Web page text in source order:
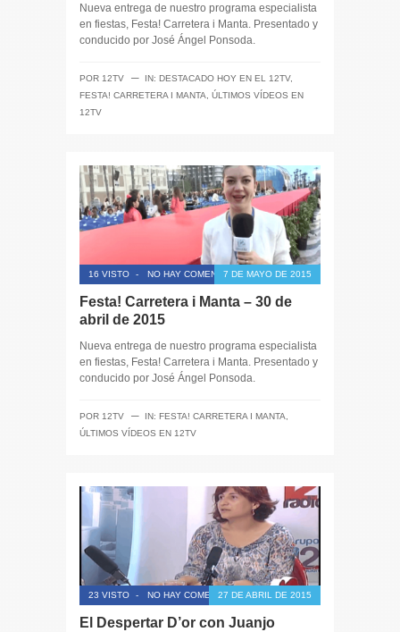
Nueva entrega de nuestro programa especialista
en fiestas, Festa! Carretera i Manta. Presentado y
conducido por José Ángel Ponsoda.
POR 12TV ─ IN: DESTACADO HOY EN EL 12TV,
FESTA! CARRETERA I MANTA
ÚLTIMOS VÍDEOS EN
12TV
16 VISTO - NO HAY COMENTARIOS7 DE MAYO DE 2015
Festa! Carretera i Manta – 30 de
abril de 2015
Nueva entrega de nuestro programa especialista
en fiestas, Festa! Carretera i Manta. Presentado y
conducido por José Ángel Ponsoda.
POR 12TV ─ IN: FESTA! CARRETERA I MANTA
ÚLTIMOS VÍDEOS EN 12TV
23 VISTO - NO HAY COMENTARIOS27 DE ABRIL DE 2015
El Despertar D’or con Juanjo